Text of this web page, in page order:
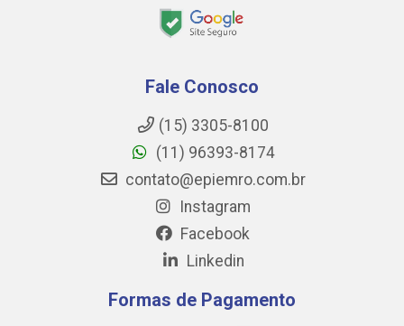
Fale Conosco
(15) 3305-8100
(11) 96393-8174
contato@epiemro.com.br
Instagram
Facebook
Linkedin
Formas de Pagamento